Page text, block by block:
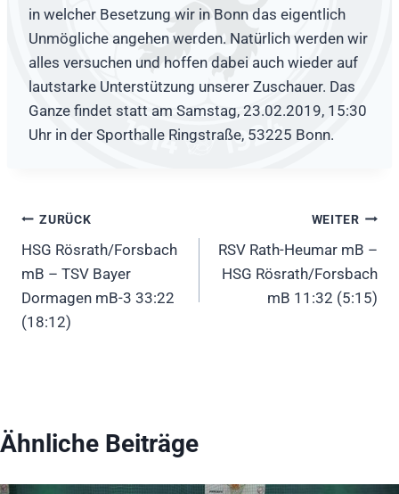
in welcher Besetzung wir in Bonn das eigentlich
Unmögliche angehen werden. Natürlich werden wir
alles versuchen und hoffen dabei auch wieder auf
lautstarke Unterstützung unserer Zuschauer. Das
Ganze findet statt am Samstag, 23.02.2019, 15:30
Uhr in der Sporthalle Ringstraße, 53225 Bonn.
Beitragsnavigation
ZURÜCK
HSG Rösrath/Forsbach
mB – TSV Bayer
Dormagen mB-3 33:22
(18:12)
WEITER
RSV Rath-Heumar mB –
HSG Rösrath/Forsbach
mB 11:32 (5:15)
Ähnliche Beiträge